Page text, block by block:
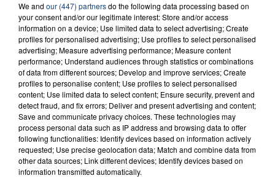
FIL D'ACTU
23 juillet 2026
INCENDIE MORTEL À LENS : UNE FEMME ET
SON BÉBÉ ENTRE LA VIE ET LA...
We and our (447) partnersdo the following data processing based on
your consent and/or our legitimate interest: Store and/or access
information on a device; Use limited data to select advertising; Create
profiles for personalised advertising; Use profiles to select personalised
advertising; Measure advertising performance; Measure content
performance; Understand audiences through statistics or combinations
of data from different sources; Develop and improve services; Create
profiles to personalise content; Use profiles to select personalised
content; Use limited data to select content; Ensure security, prevent and
detect fraud, and fix errors; Deliver and present advertising and content;
Save and communicate privacy choices. These technologies may
process personal data such as IP address and browsing data to offer
following functionalities: Identify devices based on information actively
requested; Use precise geolocation data; Match and combine data from
other data sources; Link different devices; Identify devices based on
information transmitted automatically.